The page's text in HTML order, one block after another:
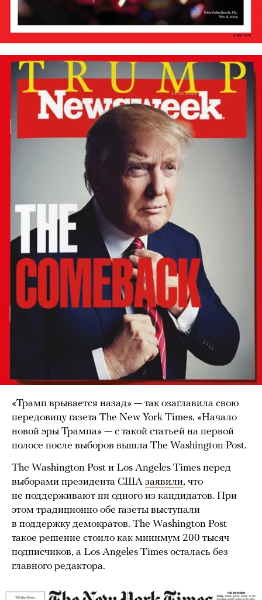
«Трамп врывается назад» — так озаглавила свою
передовицу газета The New York Times. «Начало
новой эры Трампа» — с такой статьей на первой
полосе после выборов вышла The Washington Post.
The Washington Post и Los Angeles Times перед
выборами президента США заявили, что
не поддерживают ни одного из кандидатов. При
этом традиционно обе газеты выступали
в поддержку демократов. The Washington Post
такое решение стоило как минимум 200 тысяч
подписчиков, а Los Angeles Times осталась без
главного редактора.